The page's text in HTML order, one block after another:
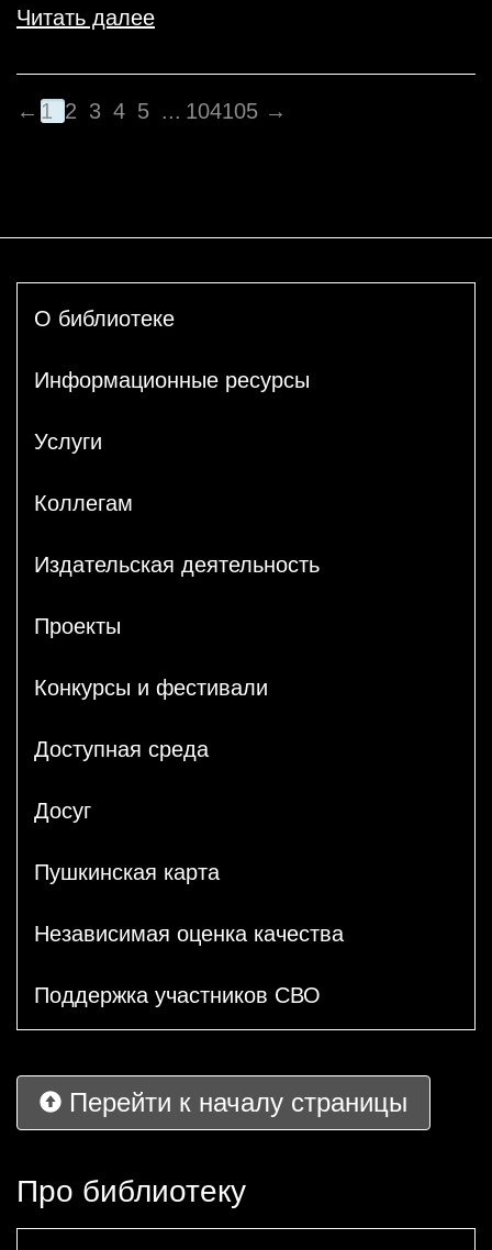
Читать далее
← 1 2 3 4 5 ... 104105 →
О библиотеке
Информационные ресурсы
Услуги
Коллегам
Издательская деятельность
Проекты
Конкурсы и фестивали
Доступная среда
Досуг
Пушкинская карта
Независимая оценка качества
Поддержка участников СВО
Перейти к началу страницы
Про библиотеку